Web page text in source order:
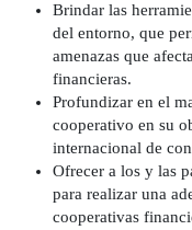
Brindar las
del entorno, que
amenazas que
financieras.
Profundizar en el
cooperativo en su
internacional de
Ofrecer a los y las
para realizar una
cooperativas